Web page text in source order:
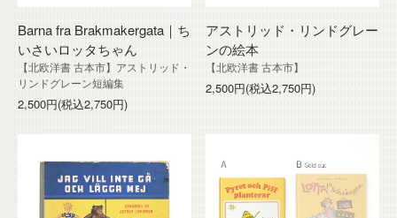
Barna fra Brakmakergata｜ち
いさいロッタちゃん
【北欧洋書 古本市】アストリッド・
リンドグレーン短編集
2,500円(税込2,750円)
アストリッド・リンドグレー
ンの絵本
【北欧洋書 古本市】
2,500円(税込2,750円)